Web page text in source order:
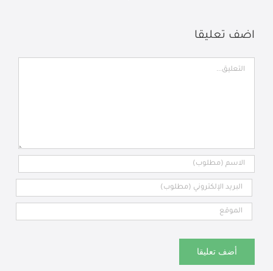
اضف تعليقا
تعليق